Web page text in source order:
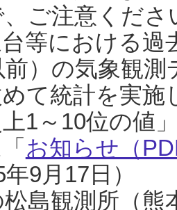
ご注意くだ
等における過
前）の気象観
て統計を実
1～10位の値
お知らせ（
9月17日）
島観測所（熊